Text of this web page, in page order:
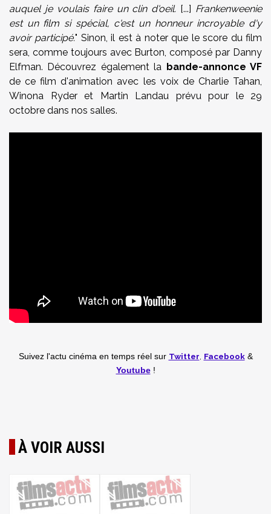
auquel je voulais faire un clin d'oeil. [...] Frankenweenie
est un film si spécial, c'est un honneur incroyable d'y
avoir participé." Sinon, il est à noter que le score du film
sera, comme toujours avec Burton, composé par Danny
Elfman. Découvrez également la bande-annonce VF
de ce film d'animation avec les voix de Charlie Tahan,
Winona Ryder et Martin Landau prévu pour le 29
octobre dans nos salles.
Suivez l'actu cinéma en temps réel sur Twitter Facebook&
Youtube!
À VOIR AUSSI